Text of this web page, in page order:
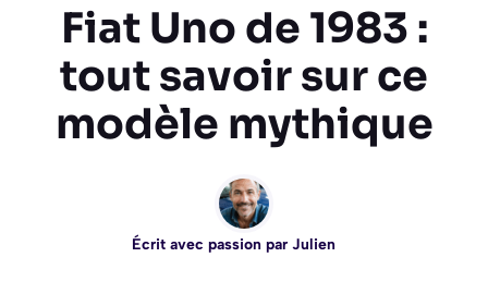
Fiat Uno de 1983 :
tout savoir sur ce
modèle mythique
Écrit avec passion par Julien